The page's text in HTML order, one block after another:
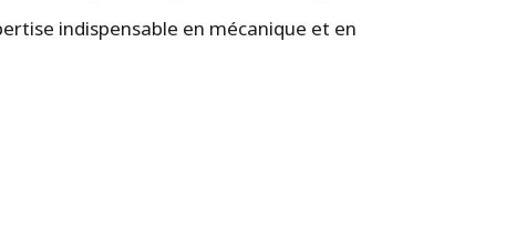
indispensable en mécanique et en